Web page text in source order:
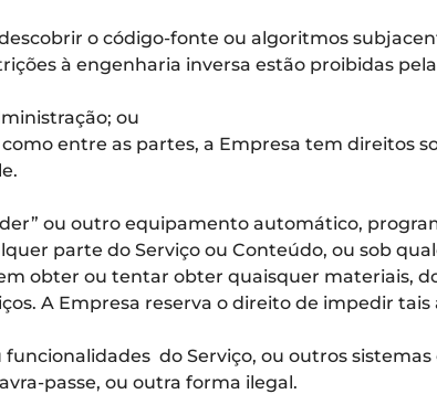
o código-fonte ou algoritmos
à engenharia inversa estão proibidas
ou
entre as partes, a Empresa tem direitos
ou outro equipamento automático,
parte do Serviço ou Conteúdo, ou sob
obter ou tentar obter quaisquer materiais,
A Empresa reserva o direito de impedir tais
do Serviço, ou outros sistemas
passe, ou outra forma ilegal.